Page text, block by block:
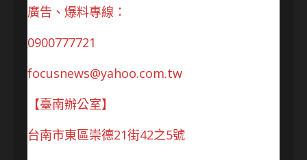
廣告、爆料專線：
0900777721
focusnews@yahoo.com.tw
【臺南辦公室】
台南市東區崇德21街42之5號